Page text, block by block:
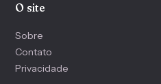
O site
Sobre
Contato
Privacidade